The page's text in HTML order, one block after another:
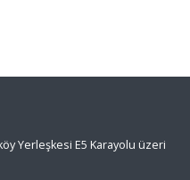
Yerleşkesi E5 Karayolu üzeri